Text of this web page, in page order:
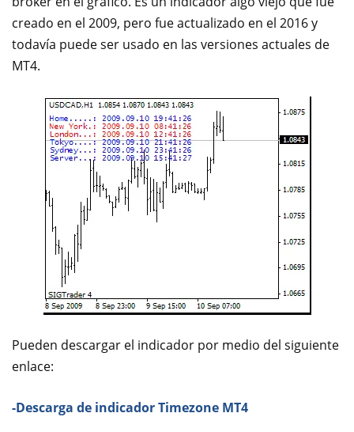
creado en el 2009, pero fue actualizado en el 2016 y
todavía puede ser usado en las versiones actuales de
MT4.
Pueden descargar el indicador por medio del siguiente
enlace:
-Descarga de indicador Timezone MT4